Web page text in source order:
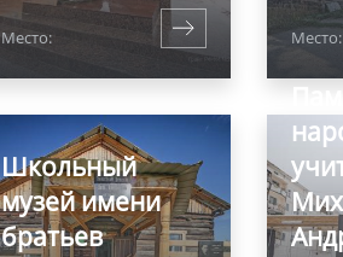
Место:
Школьный
музей имени
братьев